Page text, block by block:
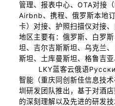
管理、报表中心、OTA对接
Airbnb、携程、俄罗斯本地
卡）对接、护照扫描仪对接
地区主要有：俄罗斯、白罗
坦、吉尔吉斯斯坦、乌克兰
斯坦、土库曼斯坦、格鲁吉亚
LKY蓝客云俄语Русский
智能（重庆同创新佳信息技
圳研发团队推出，基于对酒
的深刻理解以及先进的研发